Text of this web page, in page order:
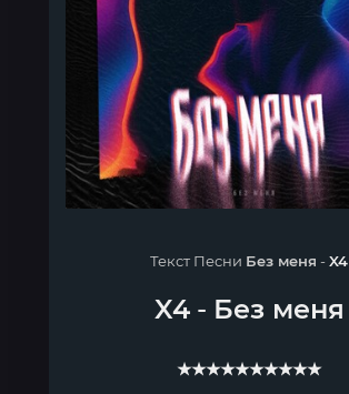
Текст Песни Без меня -X4
X4- Без меня
★★★★★★★★★★